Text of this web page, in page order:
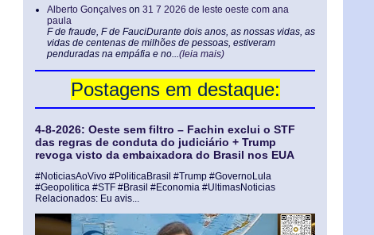
Alberto Gonçalves on 31 7 2026 de leste oeste com ana
paula
F de fraude, F de FauciDurante dois anos, as nossas vidas, as
vidas de centenas de milhões de pessoas, estiveram
penduradas na empáfia e no...(leia mais)
Postagens em destaque:
4-8-2026: Oeste sem filtro – Fachin exclui o STF
das regras de conduta do judiciário + Trump
revoga visto da embaixadora do Brasil nos EUA
#NoticiasAoVivo #PoliticaBrasil #Trump #GovernoLula
#Geopolitica #STF #Brasil #Economia #UltimasNoticias
Relacionados: Eu avis...